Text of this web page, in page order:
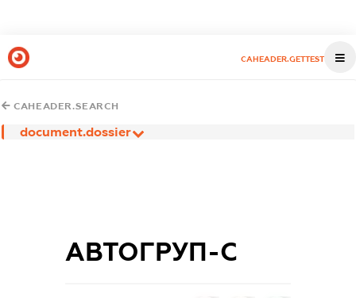
CAHEADER.GETTEST
CAHEADER.SEARCH
document.dossier
АВТОГРУП-С